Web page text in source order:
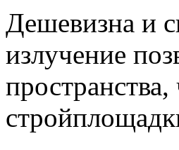
Дешевизна и
излучение